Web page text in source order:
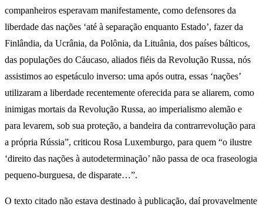
companheiros esperavam manifestamente, como defensores da
liberdade das nações ‘até à separação enquanto Estado’, fazer da
Finlândia, da Ucrânia, da Polônia, da Lituânia, dos países bálticos,
das populações do Cáucaso, aliados fiéis da Revolução Russa, nós
assistimos ao espetáculo inverso: uma após outra, essas ‘nações’
utilizaram a liberdade recentemente oferecida para se aliarem, como
inimigas mortais da Revolução Russa, ao imperialismo alemão e
para levarem, sob sua proteção, a bandeira da contrarrevolução para
a própria Rússia”, criticou Rosa Luxemburgo, para quem “o ilustre
‘direito das nações à autodeterminação’ não passa de oca fraseologia
pequeno-burguesa, de disparate…”.
O texto citado não estava destinado à publicação, daí provavelmente